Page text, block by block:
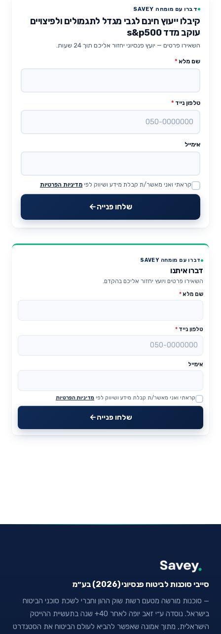
דברו עם מומחה SAVEY
קיבלו ייעוץ חינם לגבי מגדל לתגמולים ולפיצויים
עוקב מדד s&p500
השאירו פרטים — יועץ פנסיוני יחזור אליכם תוך 24 שעות.
שם מלא *
טלפון נייד *
אימייל
Website
קראתי ואני מאשר/ת קבלת מידע ושיווק לפי מדיניות הפרטיות
שלחו פנייה
דברו עם מומחה SAVEY
דברו איתנו
השאירו פרטים ויועץ יחזור אליכם בהקדם.
שם מלא*
טלפון נייד *
אימייל
Website
קראתי ואני מאשר/ת קבלת מידע ושיווק לפי מדיניות הפרטיות
שלחו פנייה
סייבי סוכנות לביטוח פנסיוני (2026) בע״מ
— סוכנות מורשה מטעם רשות שוק ההון וחברי לשכת סוכני הביטוח
בישראל. נוסדה ע״י זאב יופה לאחר 40+ שנה בתעשיית ההייטק
הישראלית, מתוך אמונה שאפשר להביא לעולם הביטוח את הסטנדרט